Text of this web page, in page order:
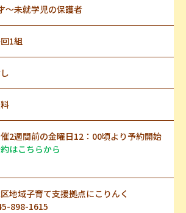
～未就学児の保護者
1組
2週間前の金曜日12：00頃より予約開始
はこちらから
地域子育て支援拠点にこりんく
898-1615